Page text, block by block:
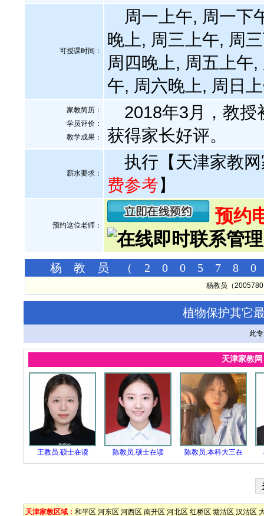
可授课时间：
周一上午, 周一下
晚上, 周三上午, 周
周四晚上, 周五上午
午, 周六晚上, 周日
家教简历：
学员评价：
教学成果：
2018年3月，教授
获得家长好评。
薪水要求：
执行【天津家教
费参考】
预约这位老师： 预约
杨教员（2005780）
杨教员（
植物保护其它
此
天津家教
王教员.硕士在读 陈教员.硕士在读 陈教员.本科大三在
天津家教区域： 和平区 河东区 河西区 南开区 河北区 红桥区 塘沽区 汉沽区